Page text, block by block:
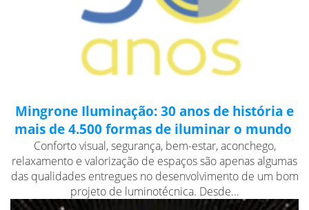
Mingrone Iluminação: 30 anos de história e
mais de 4.500 formas de iluminar o mundo
Conforto visual, segurança, bem-estar, aconchego,
relaxamento e valorização de espaços são apenas algumas
das qualidades entregues no desenvolvimento de um bom
projeto de luminotécnica. Desde...